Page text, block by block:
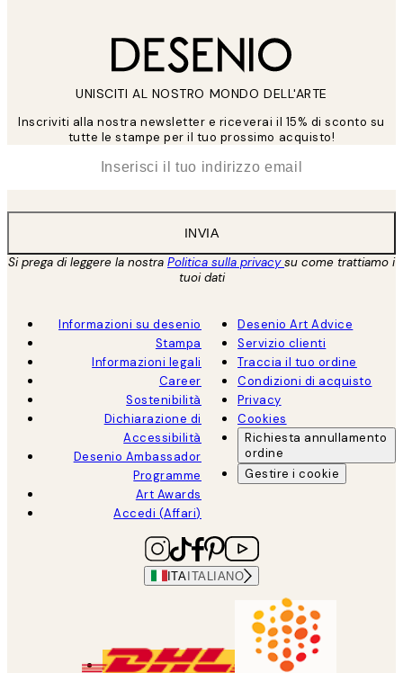
UNISCITI AL NOSTRO MONDO DELL'ARTE
Inscriviti alla nostra newsletter e riceverai il 15% di sconto su
tutte le stampe per il tuo prossimo acquisto!
INVIA
Si prega di leggere la nostra Politica sulla privacysu come trattiamo i
tuoi dati
Informazioni su desenio
Stampa
Informazioni legali
Career
Sostenibilità
Dichiarazione di
Accessibilità
Desenio Ambassador
Programme
Art Awards
Accedi (Affari)
Desenio Art Advice
Servizio clienti
Traccia il tuo ordine
Condizioni di acquisto
Privacy
Cookies
Richiesta annullamento
ordine
Gestire i cookie
ITAITALIANO